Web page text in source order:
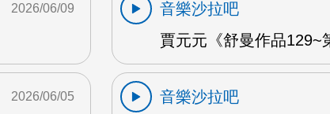
2026/06/09
音樂沙拉吧
賈元元《舒曼作品129~
2026/06/05 音樂沙拉吧